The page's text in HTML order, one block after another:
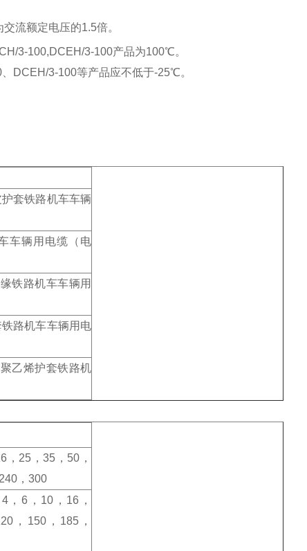
流额定电压的1.5倍。
3-100,DCEH/3-100产品为100℃。
DCEH/3-100等产品应不低于-25℃。
套铁路机车车辆
车辆用电缆（电
铁路机车车辆用
路机车车辆用电
乙烯护套铁路机
，25，35，50，
，300
，6，10，16，
，150，185，